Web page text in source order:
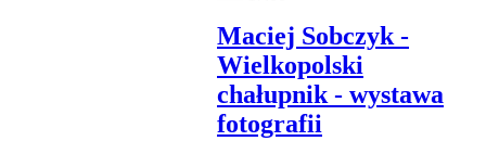
Maciej Sobczyk -
Wielkopolski
chałupnik - wystawa
fotografii